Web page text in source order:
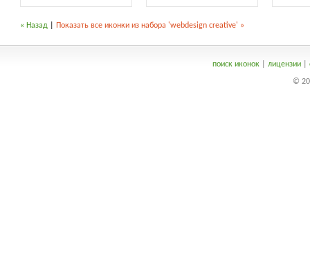
« Назад Показать все иконки из набора 'webdesign creative' »
поиск иконок| лицензии|
©